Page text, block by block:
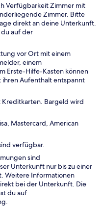
Verfügbarkeit Zimmer mit
Zimmer. Bitte
direkt an deine Unterkunft.
auf der
vor Ort mit einem
einem
Erste-Hilfe-Kasten können
Aufenthalt entspannt
Bargeld wird
Mastercard, American
verfügbar.
sind
Unterkunft nur bis zu einer
Weitere Informationen
bei der Unterkunft. Die
du auf